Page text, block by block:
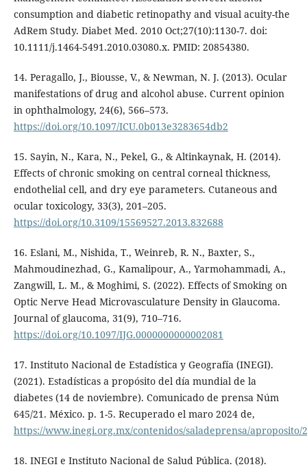
consumption and diabetic retinopathy and visual acuity-the
AdRem Study. Diabet Med. 2010 Oct;27(10):1130-7. doi:
10.1111/j.1464-5491.2010.03080.x. PMID: 20854380.
14. Peragallo, J., Biousse, V., & Newman, N. J. (2013). Ocular
manifestations of drug and alcohol abuse. Current opinion
in ophthalmology, 24(6), 566–573.
https://doi.org/10.1097/ICU.0b013e3283654db2
15. Sayin, N., Kara, N., Pekel, G., & Altinkaynak, H. (2014).
Effects of chronic smoking on central corneal thickness,
endothelial cell, and dry eye parameters. Cutaneous and
ocular toxicology, 33(3), 201–205.
https://doi.org/10.3109/15569527.2013.832688
16. Eslani, M., Nishida, T., Weinreb, R. N., Baxter, S.,
Mahmoudinezhad, G., Kamalipour, A., Yarmohammadi, A.,
Zangwill, L. M., & Moghimi, S. (2022). Effects of Smoking on
Optic Nerve Head Microvasculature Density in Glaucoma.
Journal of glaucoma, 31(9), 710–716.
https://doi.org/10.1097/IJG.0000000000002081
17. Instituto Nacional de Estadística y Geografía (INEGI).
(2021). Estadísticas a propósito del día mundial de la
diabetes (14 de noviembre). Comunicado de prensa Núm
645/21. México. p. 1-5. Recuperado el maro 2024 de,
https://www.inegi.org.mx/contenidos/saladeprensa/aproposito/
18. INEGI e Instituto Nacional de Salud Pública. (2018).